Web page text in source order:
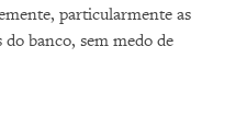
particularmente as
banco, sem medo de